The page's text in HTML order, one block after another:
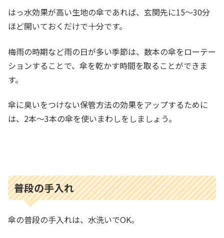
はっ水効果が高い生地の傘であれば、玄関先に15～30分
ほど開いておくだけで十分です。
梅雨の時期など雨の日が多い季節は、数本の傘をローテー
ションすることで、傘を乾かす時間を取ることができま
す。
傘に臭いをつけない保管方法の効果をアップするために
は、2本～3本の傘を使いまわしをしましょう。
普段の手入れ
傘の普段の手入れは、水洗いでOK。